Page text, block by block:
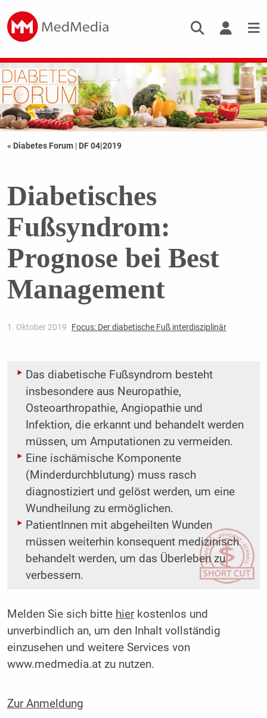
« Diabetes Forum | DF 04|2019
Diabetisches
Fußsyndrom:
Prognose bei Best
Management
1. Oktober 2019 Focus: Der diabetische Fuß interdisziplinär
Das diabetische Fußsyndrom besteht
insbesondere aus Neuropathie,
Osteoarthropathie, Angiopathie und
Infektion, die erkannt und behandelt werden
müssen, um Amputationen zu vermeiden.
Eine ischämische Komponente
(Minderdurchblutung) muss rasch
diagnostiziert und gelöst werden, um eine
Wundheilung zu ermöglichen.
PatientInnen mit abgeheilten Wunden
müssen weiterhin konsequent medizinisch
behandelt werden, um das Überleben zu
verbessern.
Melden Sie sich bitte hierkostenlos und
unverbindlich an, um den Inhalt vollständig
einzusehen und weitere Services von
www.medmedia.at zu nutzen.
Zur Anmeldung